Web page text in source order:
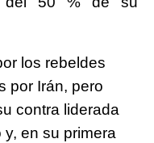
los rebeldes
por Irán, pero
contra liderada
en su primera